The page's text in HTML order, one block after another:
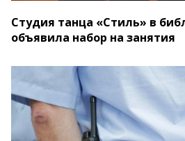
Студия танца «Стиль» в
объявила набор на занятия